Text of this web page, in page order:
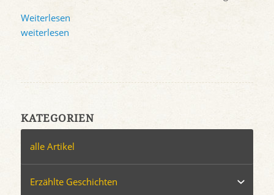
Weiterlesen
weiterlesen
KATEGORIEN
alle Artikel
Erzählte Geschichten